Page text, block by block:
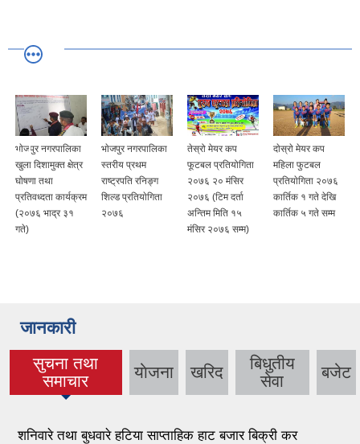
भाेजपुर नगरपालिका
खुला दिशामुक्त क्षेत्र
घाेषणा तथा
प्रतिवध्दता कार्यक्रम
(२०७६ भाद्र ३१
गते)
भाेजपुर नगरपालिका
स्तरीय प्रथम
राष्ट्रपति रनिङ्ग
शिल्ड प्रतियाेगिता
२०७६
तेस्रो मेयर कप
फूटबल प्रतियोगिता
२०७६ २० मंसिर
२०७६ (टिम दर्ता
अन्तिम मिति १५
मंसिर २०७६ सम्म)
दाेस्राे मेयर कप
महिला फुटबल
प्रतियाेगिता २०७६
कार्तिक १ गते देखि
कार्तिक ५ गते सम्म
जानकारी
सुचना तथा
समाचार
(active tab) याेजना खरिद
बिधुतीय
सेवा
बजेट
शनिवारे तथा बुधवारे हटिया साप्ताहिक हाट बजार बिक्री कर